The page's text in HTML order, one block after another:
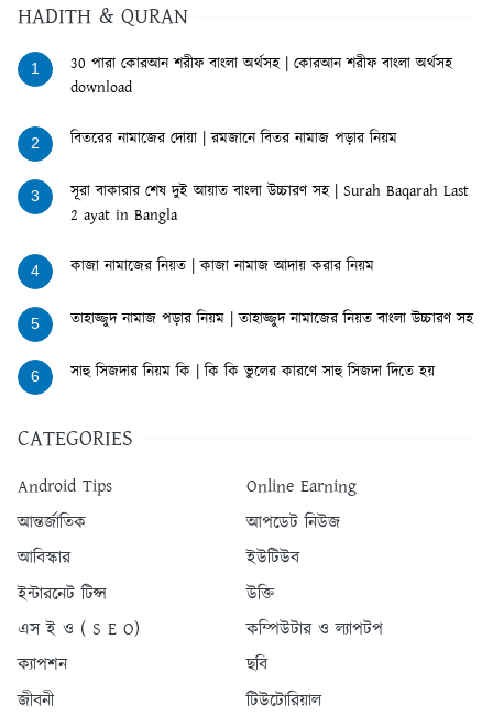
HADITH & QURAN
1
30 পারা কোরআন শরীফ বাংলা অর্থসহ | কোরআন শরীফ বাংলা অর্থসহ
download
2 বিতরের নামাজের দোয়া | রমজানে বিতর নামাজ পড়ার নিয়ম
3
সূরা বাকারার শেষ দুই আয়াত বাংলা উচ্চারণ সহ | Surah Baqarah Last
2 ayat in Bangla
4 কাজা নামাজের নিয়ত | কাজা নামাজ আদায় করার নিয়ম
5 তাহাজ্জুদ নামাজ পড়ার নিয়ম | তাহাজ্জুদ নামাজের নিয়ত বাংলা উচ্চারণ সহ
6 সাহু সিজদার নিয়ম কি | কি কি ভুলের কারণে সাহু সিজদা দিতে হয়
CATEGORIES
Android Tips
Online Earning
আন্তর্জাতিক
আপডেট নিউজ
আবিস্কার
ইউটিউব
ইন্টারনেট টিপ্স
উক্তি
এস ই ও ( S E O)
কম্পিউটার ও ল্যাপটপ
ক্যাপশন
ছবি
জীবনী
টিউটোরিয়াল